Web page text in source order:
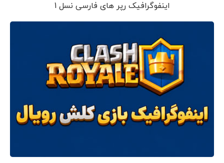
اینفوگرافیک رپر های فارسی نسل 1